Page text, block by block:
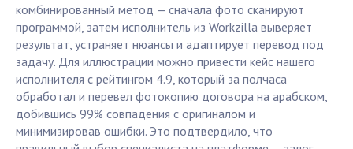
комбинированный метод — сначала фото сканируют
программой, затем исполнитель из Workzilla выверяет
результат, устраняет нюансы и адаптирует перевод под
задачу. Для иллюстрации можно привести кейс нашего
исполнителя с рейтингом 4.9, который за полчаса
обработал и перевел фотокопию договора на арабском,
добившись 99% совпадения с оригиналом и
минимизировав ошибки. Это подтвердило, что